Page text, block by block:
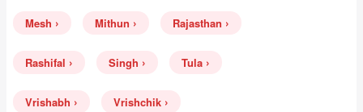
Mesh Mithun Rajasthan
Rashifal Singh Tula
Vrishabh Vrishchik